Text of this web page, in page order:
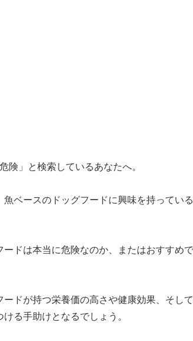
険」と検索しているあなたへ。
魚ベースのドッグフードに興味を持ってい
ードは本当に危険なのか、またはおすすめ
ードが持つ栄養価の高さや健康効果、そし
る手助けとなるでしょう。